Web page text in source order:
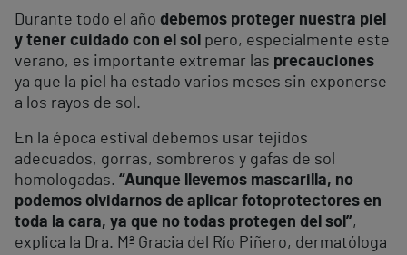
Durante todo el año debemos proteger nuestra piel
y tener cuidado con el sol pero, especialmente este
verano, es importante extremar las precauciones
ya que la piel ha estado varios meses sin exponerse
a los rayos de sol.
En la época estival debemos usar tejidos
adecuados, gorras, sombreros y gafas de sol
homologadas. “Aunque llevemos mascarilla, no
podemos olvidarnos de aplicar fotoprotectores en
toda la cara, ya que no todas protegen del sol”,
explica la Dra. Mª Gracia del Río Piñero, dermatóloga